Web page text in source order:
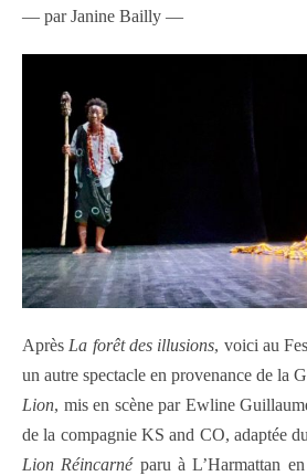
— par Janine Bailly —
Après La forêt des illusions, voici au
un autre spectacle en provenance de la
Lion, mis en scène par Ewline
de la compagnie KS and CO, adaptée
Lion Réincarnéparu à L’Harmattan